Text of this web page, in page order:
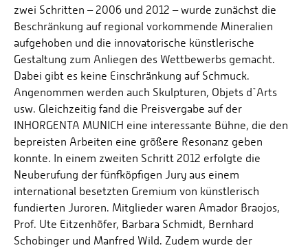
zwei Schritten – 2006 und 2012 – wurde zunächst die
Beschränkung auf regional vorkommende Mineralien
aufgehoben und die innovatorische künstlerische
Gestaltung zum Anliegen des Wettbewerbs gemacht.
Dabei gibt es keine Einschränkung auf Schmuck.
Angenommen werden auch Skulpturen, Objets d`Arts
usw. Gleichzeitig fand die Preisvergabe auf der
INHORGENTA MUNICH eine interessante Bühne, die den
bepreisten Arbeiten eine größere Resonanz geben
konnte. In einem zweiten Schritt 2012 erfolgte die
Neuberufung der fünfköpfigen Jury aus einem
international besetzten Gremium von künstlerisch
fundierten Juroren. Mitglieder waren Amador Braojos,
Prof. Ute Eitzenhöfer, Barbara Schmidt, Bernhard
Schobinger und Manfred Wild. Zudem wurde der